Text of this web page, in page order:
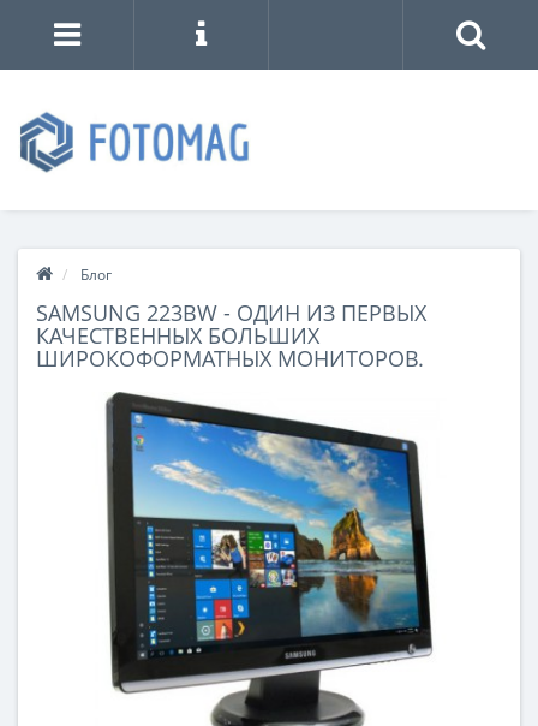
Блог
SAMSUNG 223BW - ОДИН ИЗ ПЕРВЫХ
КАЧЕСТВЕННЫХ БОЛЬШИХ
ШИРОКОФОРМАТНЫХ МОНИТОРОВ.